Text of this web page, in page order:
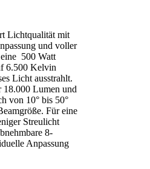
Lichtqualität mit
und voller
500 Watt
6.500 Kelvin
Licht ausstrahlt.
18.000 Lumen und
von 10° bis 50°
Für eine
Streulicht
8-
Anpassung